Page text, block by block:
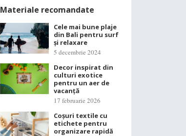
Materiale recomandate
Cele mai bune plaje
din Bali pentru surf
și relaxare
5 decembrie 2024
Decor inspirat din
culturi exotice
pentru un aer de
vacanță
17 februarie 2026
Coșuri textile cu
etichete pentru
organizare rapidă